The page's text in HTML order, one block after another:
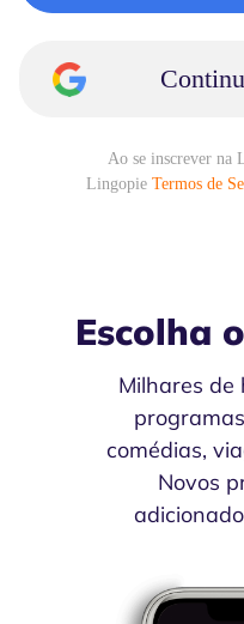
Ao se inscrever na
Lingopie Termos de
Escolha
Milhares de
comédias,
Novos